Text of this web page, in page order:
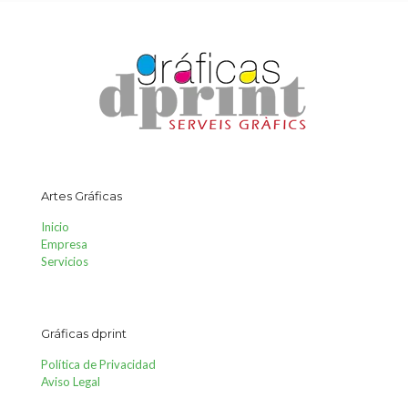
Artes Gráficas
Inicio
Empresa
Servicios
Gráficas dprint
Política de Privacidad
Aviso Legal